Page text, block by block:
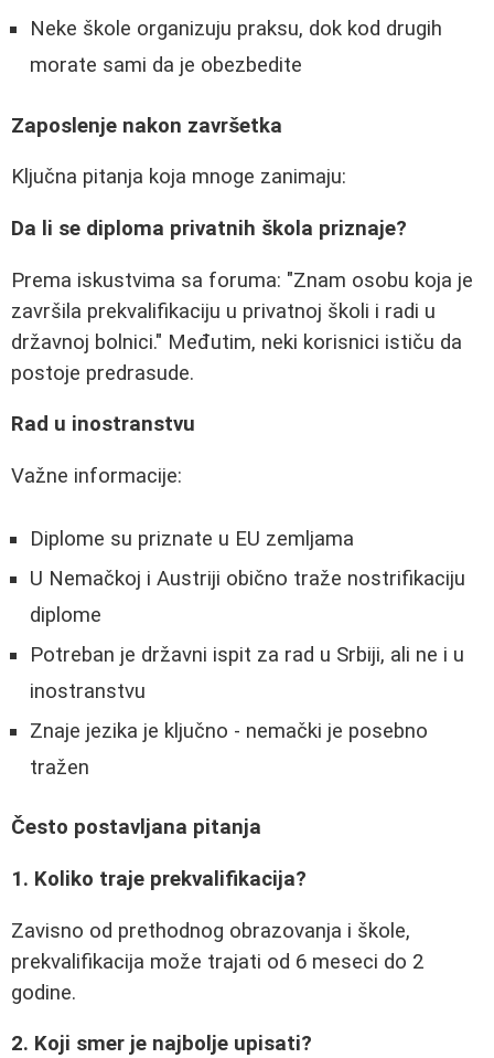
Neke škole organizuju praksu, dok kod drugih
morate sami da je obezbedite
Zaposlenje nakon završetka
Ključna pitanja koja mnoge zanimaju:
Da li se diploma privatnih škola priznaje?
Prema iskustvima sa foruma: "Znam osobu koja je
završila prekvalifikaciju u privatnoj školi i radi u
državnoj bolnici." Međutim, neki korisnici ističu da
postoje predrasude.
Rad u inostranstvu
Važne informacije:
Diplome su priznate u EU zemljama
U Nemačkoj i Austriji obično traže nostrifikaciju
diplome
Potreban je državni ispit za rad u Srbiji, ali ne i u
inostranstvu
Znaje jezika je ključno - nemački je posebno
tražen
Često postavljana pitanja
1. Koliko traje prekvalifikacija?
Zavisno od prethodnog obrazovanja i škole,
prekvalifikacija može trajati od 6 meseci do 2
godine.
2. Koji smer je najbolje upisati?